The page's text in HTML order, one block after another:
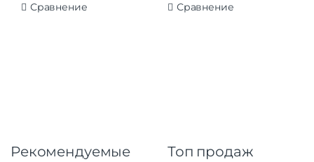
Сравнение Сравнение
Рекомендуемые
Топ продаж